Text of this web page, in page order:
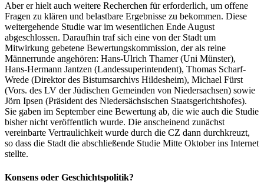
Aber er hielt auch weitere Recherchen für erforderlich, um offene
Fragen zu klären und belastbare Ergebnisse zu bekommen. Diese
weitergehende Studie war im wesentlichen Ende August
abgeschlossen. Daraufhin traf sich eine von der Stadt um
Mitwirkung gebetene Bewertungskommission, der als reine
Männerrunde angehören: Hans-Ulrich Thamer (Uni Münster),
Hans-Hermann Jantzen (Landessuperintendent), Thomas Scharf-
Wrede (Direktor des Bistumsarchivs Hildesheim), Michael Fürst
(Vors. des LV der Jüdischen Gemeinden von Niedersachsen) sowie
Jörn Ipsen (Präsident des Niedersächsischen Staatsgerichtshofes).
Sie gaben im September eine Bewertung ab, die wie auch die Studie
bisher nicht veröffentlich wurde. Die anscheinend zunächst
vereinbarte Vertraulichkeit wurde durch die CZ dann durchkreuzt,
so dass die Stadt die abschließende Studie Mitte Oktober ins Internet
stellte.
Konsens oder Geschichtspolitik?